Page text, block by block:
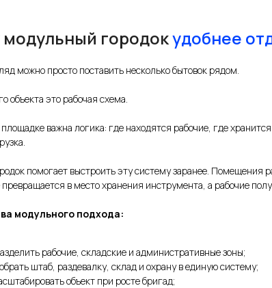
городокудобнее
можно просто поставить несколько бытовок рядом.
объекта это рабочая схема.
важна логика: где находятся рабочие, где
помогает выстроить эту систему заранее. Помещения
превращается в место хранения инструмента, а рабочие
модульного подхода:
рабочие, складские и административные зоны;
штаб, раздевалку, склад и охрану в единую систему;
объект при росте бригад;